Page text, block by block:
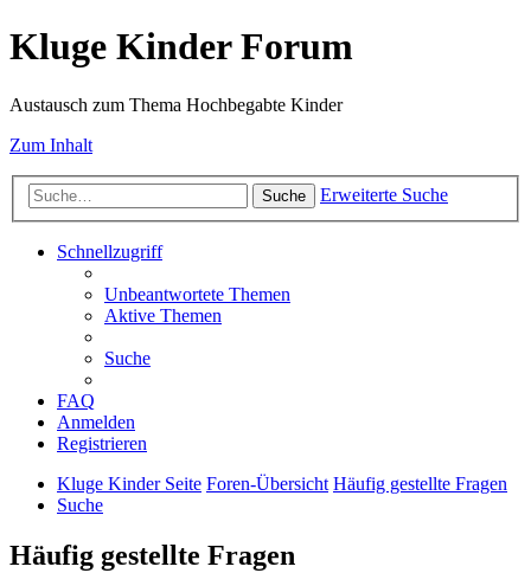
Kluge Kinder Forum
Austausch zum Thema Hochbegabte Kinder
Zum Inhalt
Suche Erweiterte Suche
Schnellzugriff
Unbeantwortete Themen
Aktive Themen
Suche
FAQ
Anmelden
Registrieren
Kluge Kinder Seite Foren-Übersicht Häufig gestellte Fragen
Suche
Häufig gestellte Fragen